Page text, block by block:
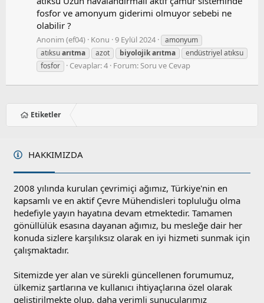
fosfor ve amonyum giderimi olmuyor sebebi ne
olabilir ?
Anonim (ef04) Konu 9 Eylül 2024
amonyum
atıksuarıtma azot biyolojikarıtma
endüstriyel atıksu
fosfor
Cevaplar: 4 Forum:Soru ve Cevap
Etiketler
HAKKIMIZDA
2008 yılında kurulan çevrimiçi ağımız, Türkiye'nin en
kapsamlı ve en aktif Çevre Mühendisleri topluluğu olma
hedefiyle yayın hayatına devam etmektedir. Tamamen
gönüllülük esasına dayanan ağımız, bu mesleğe dair her
konuda sizlere karşılıksız olarak en iyi hizmeti sunmak için
çalışmaktadır.
Sitemizde yer alan ve sürekli güncellenen forumumuz,
ülkemiz şartlarına ve kullanıcı ihtiyaçlarına özel olarak
geliştirilmekte olup, daha verimli sunucularımız